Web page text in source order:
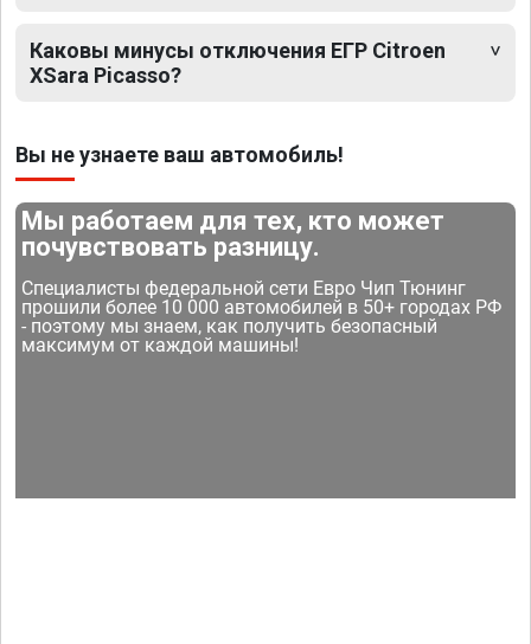
Каковы минусы отключения ЕГР Citroen
XSara Picasso?
Вы не узнаете ваш автомобиль!
Мы работаем для тех, кто может
почувствовать разницу.
Специалисты федеральной сети Евро Чип Тюнинг
прошили более 10 000 автомобилей в 50+ городах РФ
- поэтому мы знаем, как получить безопасный
максимум от каждой машины!